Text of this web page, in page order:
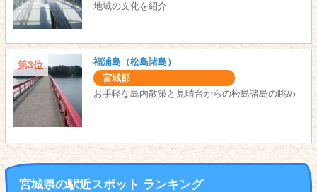
地域の文化を紹介
第3位 福浦島（松島諸島）
宮城郡
お手軽な島内散策と見晴台からの松島諸島の眺め
宮城県の駅近スポット ランキング